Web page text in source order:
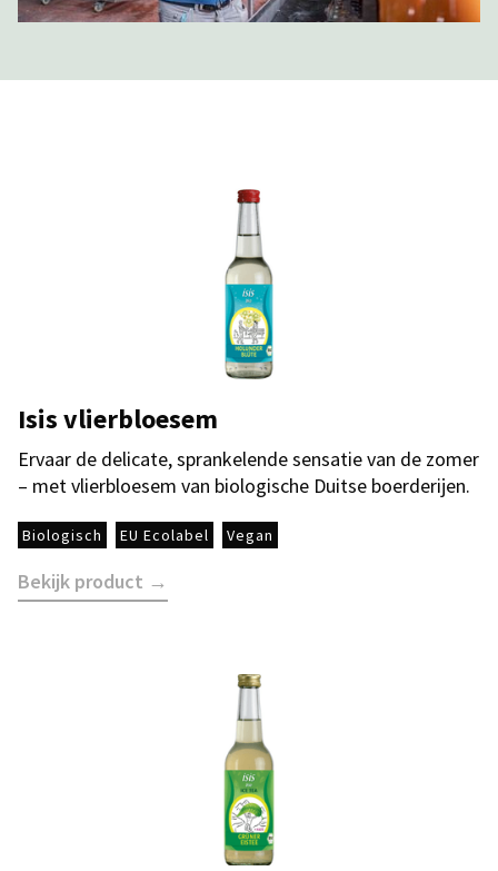
Isis vlierbloesem
Ervaar de delicate, sprankelende sensatie van de zomer
– met vlierbloesem van biologische Duitse boerderijen.
Biologisch EU Ecolabel Vegan
Bekijk product →